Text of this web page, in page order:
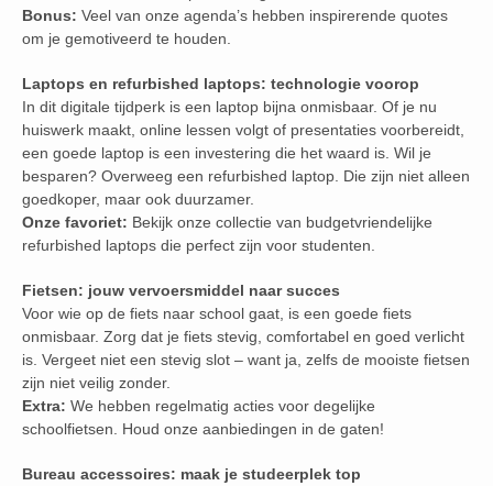
Bonus: Veel van onze agenda’s hebben inspirerende quotes
om je gemotiveerd te houden.
Laptops en refurbished laptops: technologie voorop
In dit digitale tijdperk is een laptop bijna onmisbaar. Of je nu
huiswerk maakt, online lessen volgt of presentaties voorbereidt,
een goede laptop is een investering die het waard is. Wil je
besparen? Overweeg een refurbished laptop. Die zijn niet alleen
goedkoper, maar ook duurzamer.
Onze favoriet: Bekijk onze collectie van budgetvriendelijke
refurbished laptops die perfect zijn voor studenten.
Fietsen: jouw vervoersmiddel naar succes
Voor wie op de fiets naar school gaat, is een goede fiets
onmisbaar. Zorg dat je fiets stevig, comfortabel en goed verlicht
is. Vergeet niet een stevig slot – want ja, zelfs de mooiste fietsen
zijn niet veilig zonder.
Extra: We hebben regelmatig acties voor degelijke
schoolfietsen. Houd onze aanbiedingen in de gaten!
Bureau accessoires: maak je studeerplek top